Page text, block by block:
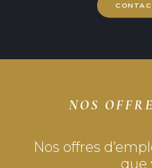
NOS
Nos offres
que